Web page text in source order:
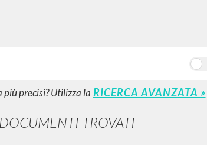
precisi? Utilizza la RICERCA AVANZATA »
DOCUMENTI TROVATI